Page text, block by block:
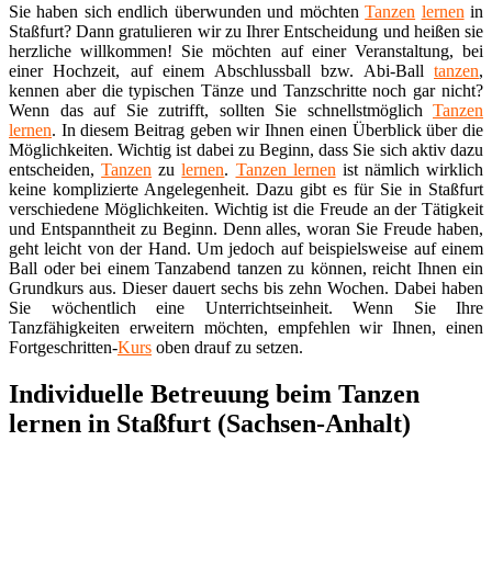
Sie haben sich endlich überwunden und möchtenTanzen lernen in
Staßfurt? Dann gratulieren wir zu Ihrer Entscheidung und heißen sie
herzliche willkommen! Sie möchten auf einer Veranstaltung, bei
einer Hochzeit, auf einem Abschlussball bzw. Abi-Ball tanzen,
kennen aber die typischen Tänze und Tanzschritte noch gar nicht?
Wenn das auf Sie zutrifft, sollten Sie schnellstmöglich Tanzen
lernen. In diesem Beitrag geben wir Ihnen einen Überblick über die
Möglichkeiten. Wichtig ist dabei zu Beginn, dass Sie sich aktiv dazu
entscheiden,Tanzen zulernen. Tanzen lernen ist nämlich wirklich
keine komplizierte Angelegenheit. Dazu gibt es für Sie in Staßfurt
verschiedene Möglichkeiten. Wichtig ist die Freude an der Tätigkeit
und Entspanntheit zu Beginn. Denn alles, woran Sie Freude haben,
geht leicht von der Hand. Um jedoch auf beispielsweise auf einem
Ball oder bei einem Tanzabend tanzen zu können, reicht Ihnen ein
Grundkurs aus. Dieser dauert sechs bis zehn Wochen. Dabei haben
Sie wöchentlich eine Unterrichtseinheit. Wenn Sie Ihre
Tanzfähigkeiten erweitern möchten, empfehlen wir Ihnen, einen
Fortgeschritten-Kurs oben drauf zu setzen.
Individuelle Betreuung beim Tanzen
lernen in Staßfurt (Sachsen-Anhalt)